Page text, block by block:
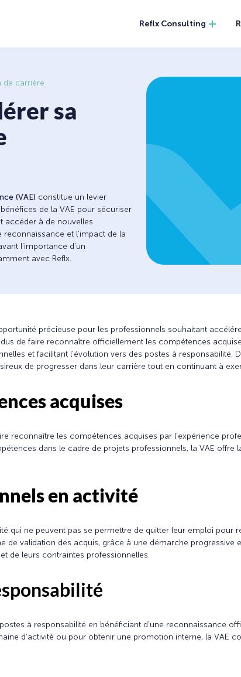
Reflx Consulting
de carrière
sa
(VAE) constitue un levier
de la VAE pour sécuriser
accéder à de nouvelles
et l’impact de la
l’importance d’un
avec Reflx.
précieuse pour les professionnels souhaitant
de faire reconnaître officiellement les compétences
et facilitant l’évolution vers des postes à
de progresser dans leur carrière tout en continuant à
acquises
reconnaître les compétences acquises par l’expérience
dans le cadre de projets professionnels, la VAE offre
en activité
qui ne peuvent pas se permettre de quitter leur emploi pour
validation des acquis, grâce à une démarche progressive
de leurs contraintes professionnelles.
à responsabilité en bénéficiant d’une reconnaissance
d’activité ou pour obtenir une promotion interne, la VAE